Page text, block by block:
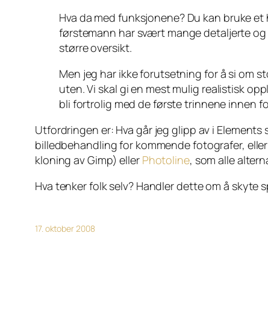
Hva da med funksjonene? Du kan bruke
førstemann har svært mange detaljerte
større oversikt.
Men jeg har ikke forutsetning for å si om
uten. Vi skal gi en mest mulig realistisk
bli fortrolig med de første trinnene innen
Utfordringen er: Hva går jeg glipp av i
billedbehandling for kommende fotografer,
kloning av Gimp) eller Photoline, som alle
Hva tenker folk selv? Handler dette om å
17. oktober 2008